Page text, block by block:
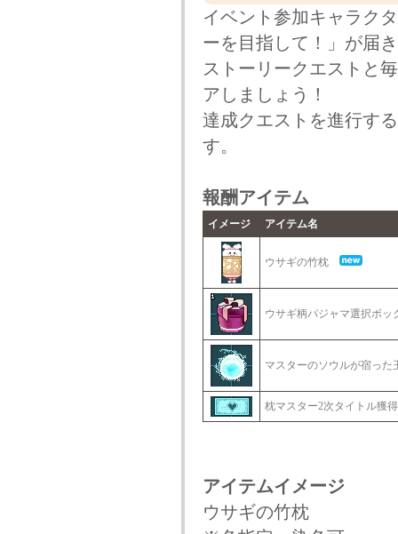
イベント参加キャラク
ーを目指して！」が届
ストーリークエストと
アしましょう！
達成クエストを進行す
す。
報酬アイテム
イメージ アイテム名
ウサギの竹枕
ウサギ柄パジャマ選択ボ
マスターのソウルが宿っ
枕マスター2次タイトル獲
アイテムイメージ
ウサギの竹枕